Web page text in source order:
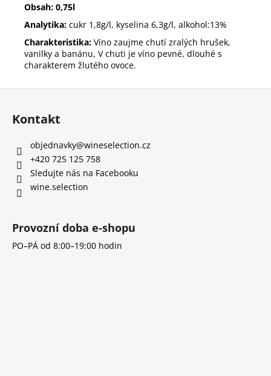
Obsah: 0,75l
Analytika: cukr 1,8g/l, kyselina 6,3g/l, alkohol:13%
Charakteristika: Víno zaujme chutí zralých hrušek,
vanilky a banánu, V chuti je víno pevné, dlouhé s
charakterem žlutého ovoce.
Z
Kontakt
objednavky@wineselection.cz
+420 725 125 758
Sledujte nás na Facebooku
wine.selection
Provozní doba e-shopu
PO–PÁ od 8:00–19:00 hodin